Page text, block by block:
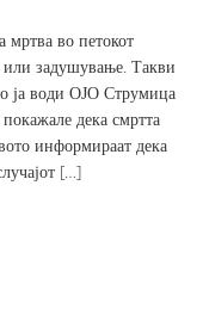
во петокот
или задушување. Такви
ја води ОЈО Струмица
дека смртта
информираат дека
[…]